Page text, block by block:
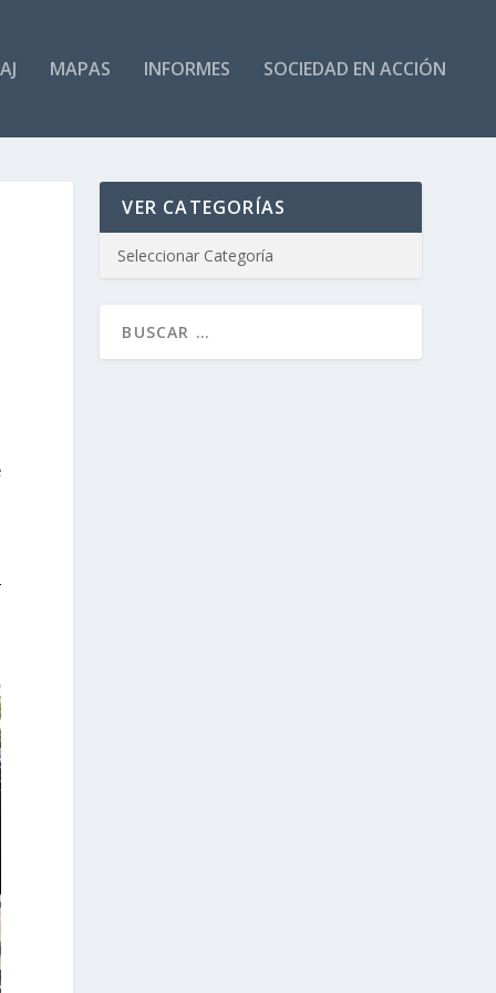
MAPAS INFORMES SOCIEDAD EN ACCIÓN
VER CATEGORÍAS